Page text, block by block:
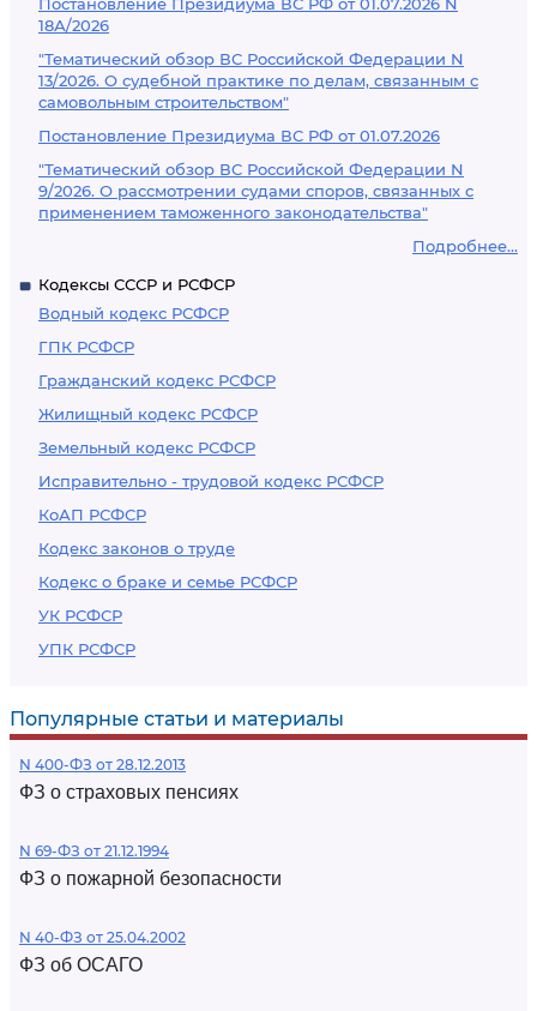
18А/2026
"Тематический обзор ВС Российской Федерации N
13/2026. О судебной практике по делам, связанным с
самовольным строительством"
Постановление Президиума ВС РФ от 01.07.2026
"Тематический обзор ВС Российской Федерации N
9/2026. О рассмотрении судами споров, связанных с
применением таможенного законодательства"
Подробнее...
Кодексы СССР и РСФСР
Водный кодекс РСФСР
ГПК РСФСР
Гражданский кодекс РСФСР
Жилищный кодекс РСФСР
Земельный кодекс РСФСР
Исправительно - трудовой кодекс РСФСР
КоАП РСФСР
Кодекс законов о труде
Кодекс о браке и семье РСФСР
УК РСФСР
УПК РСФСР
Популярные статьи и материалы
N 400-ФЗ от 28.12.2013
ФЗ о страховых пенсиях
N 69-ФЗ от 21.12.1994
ФЗ о пожарной безопасности
N 40-ФЗ от 25.04.2002
ФЗ об ОСАГО